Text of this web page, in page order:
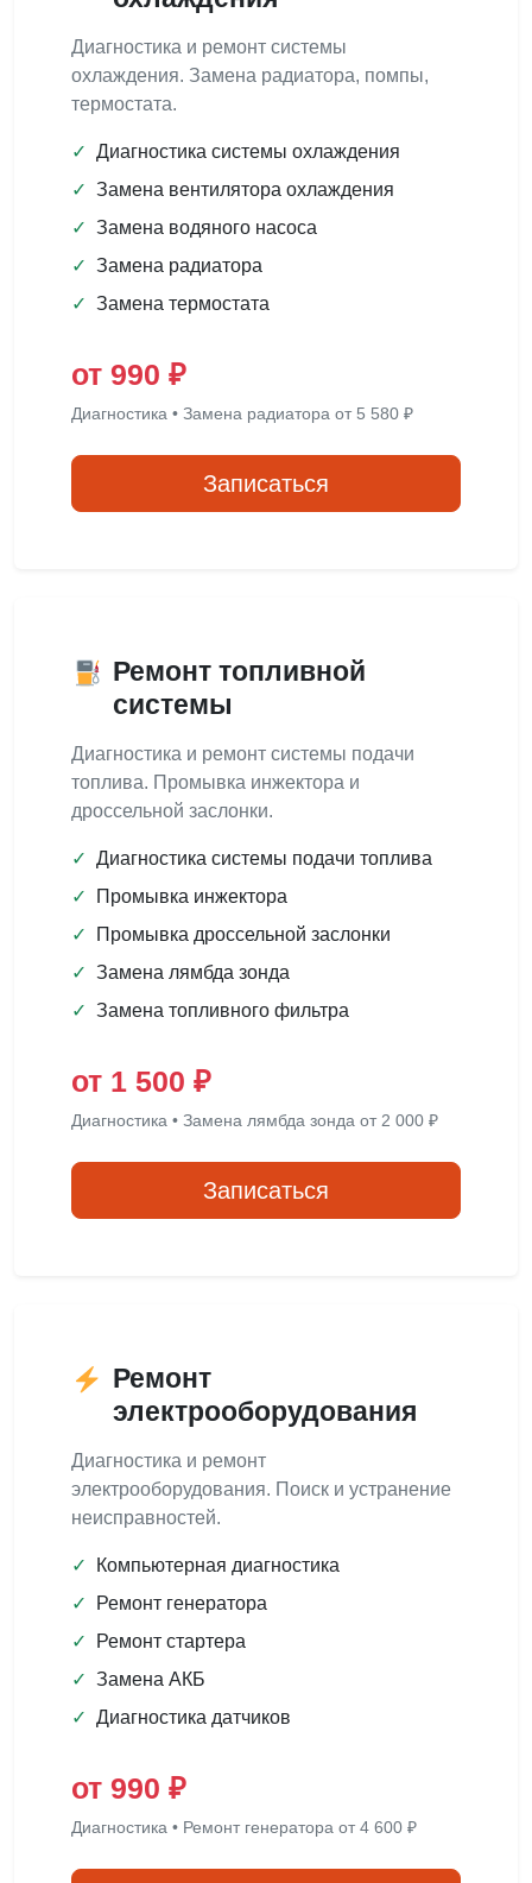
Диагностика и ремонт системы
охлаждения. Замена радиатора, помпы,
термостата.
✓ Диагностика системы охлаждения
✓ Замена вентилятора охлаждения
✓ Замена водяного насоса
✓ Замена радиатора
✓ Замена термостата
от 990 ₽
Диагностика • Замена радиатора от 5 580 ₽
Записаться
Ремонт топливной
системы
Диагностика и ремонт системы подачи
топлива. Промывка инжектора и
дроссельной заслонки.
✓ Диагностика системы подачи топлива
✓
Промывка инжектора
✓
Промывка дроссельной заслонки
✓ Замена лямбда зонда
✓ Замена топливного фильтра
от 1 500 ₽
Диагностика • Замена лямбда зонда от 2 000 ₽
Записаться
Ремонт
электрооборудования
Диагностика и ремонт
электрооборудования. Поиск и устранение
неисправностей.
✓
Компьютерная диагностика
✓
Ремонт генератора
✓
Ремонт стартера
✓ Замена АКБ
✓ Диагностика датчиков
от 990 ₽
Диагностика • Ремонт генератора от 4 600 ₽